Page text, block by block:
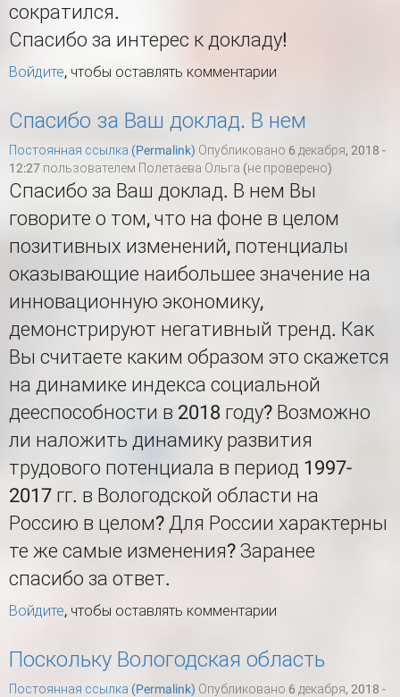
сократился.
Спасибо за интерес к докладу!
Войдите, чтобы оставлять комментарии
Спасибо за Ваш доклад. В нем
Постоянная ссылка (Permalink) Опубликовано 6 декабря, 2018 -
12:27 пользователем Полетаева Ольга (не проверено)
Спасибо за Ваш доклад. В нем Вы
говорите о том, что на фоне в целом
позитивных изменений, потенциалы
оказывающие наибольшее значение на
инновационную экономику,
демонстрируют негативный тренд. Как
Вы считаете каким образом это скажется
на динамике индекса социальной
дееспособности в 2018 году? Возможно
ли наложить динамику развития
трудового потенциала в период 1997-
2017 гг. в Вологодской области на
Россию в целом? Для России характерны
те же самые изменения? Заранее
спасибо за ответ.
Войдите, чтобы оставлять комментарии
Поскольку Вологодская область
Постоянная ссылка (Permalink) Опубликовано 6 декабря, 2018 -